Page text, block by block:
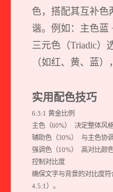
色，搭配其互补色
谐。例如：主色蓝
三元色（Triadic）
（如红、黄、蓝
实用配色技巧
6:3:1 黄金比例
主色（60%） 决定整体风
辅助色（30%） 与主色协
强调色（10%） 高对比颜
控制对比度
确保文字与背景的对比度
4.5:1）。